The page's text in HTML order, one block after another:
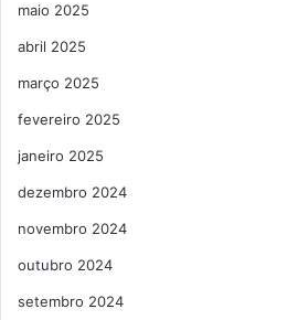
maio 2025
abril 2025
março 2025
fevereiro 2025
janeiro 2025
dezembro 2024
novembro 2024
outubro 2024
setembro 2024